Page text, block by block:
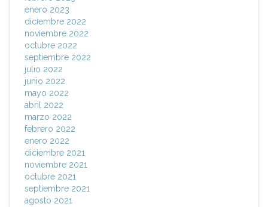
enero 2023
diciembre 2022
noviembre 2022
octubre 2022
septiembre 2022
julio 2022
junio 2022
mayo 2022
abril 2022
marzo 2022
febrero 2022
enero 2022
diciembre 2021
noviembre 2021
octubre 2021
septiembre 2021
agosto 2021